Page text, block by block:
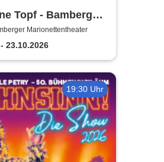
Topf - Bamberger
Marionettentheater
23.10.2026
19:30 Uhr